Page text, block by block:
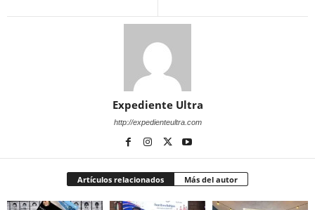
Expediente Ultra
http://expedienteultra.com
Artículos relacionados Más del autor